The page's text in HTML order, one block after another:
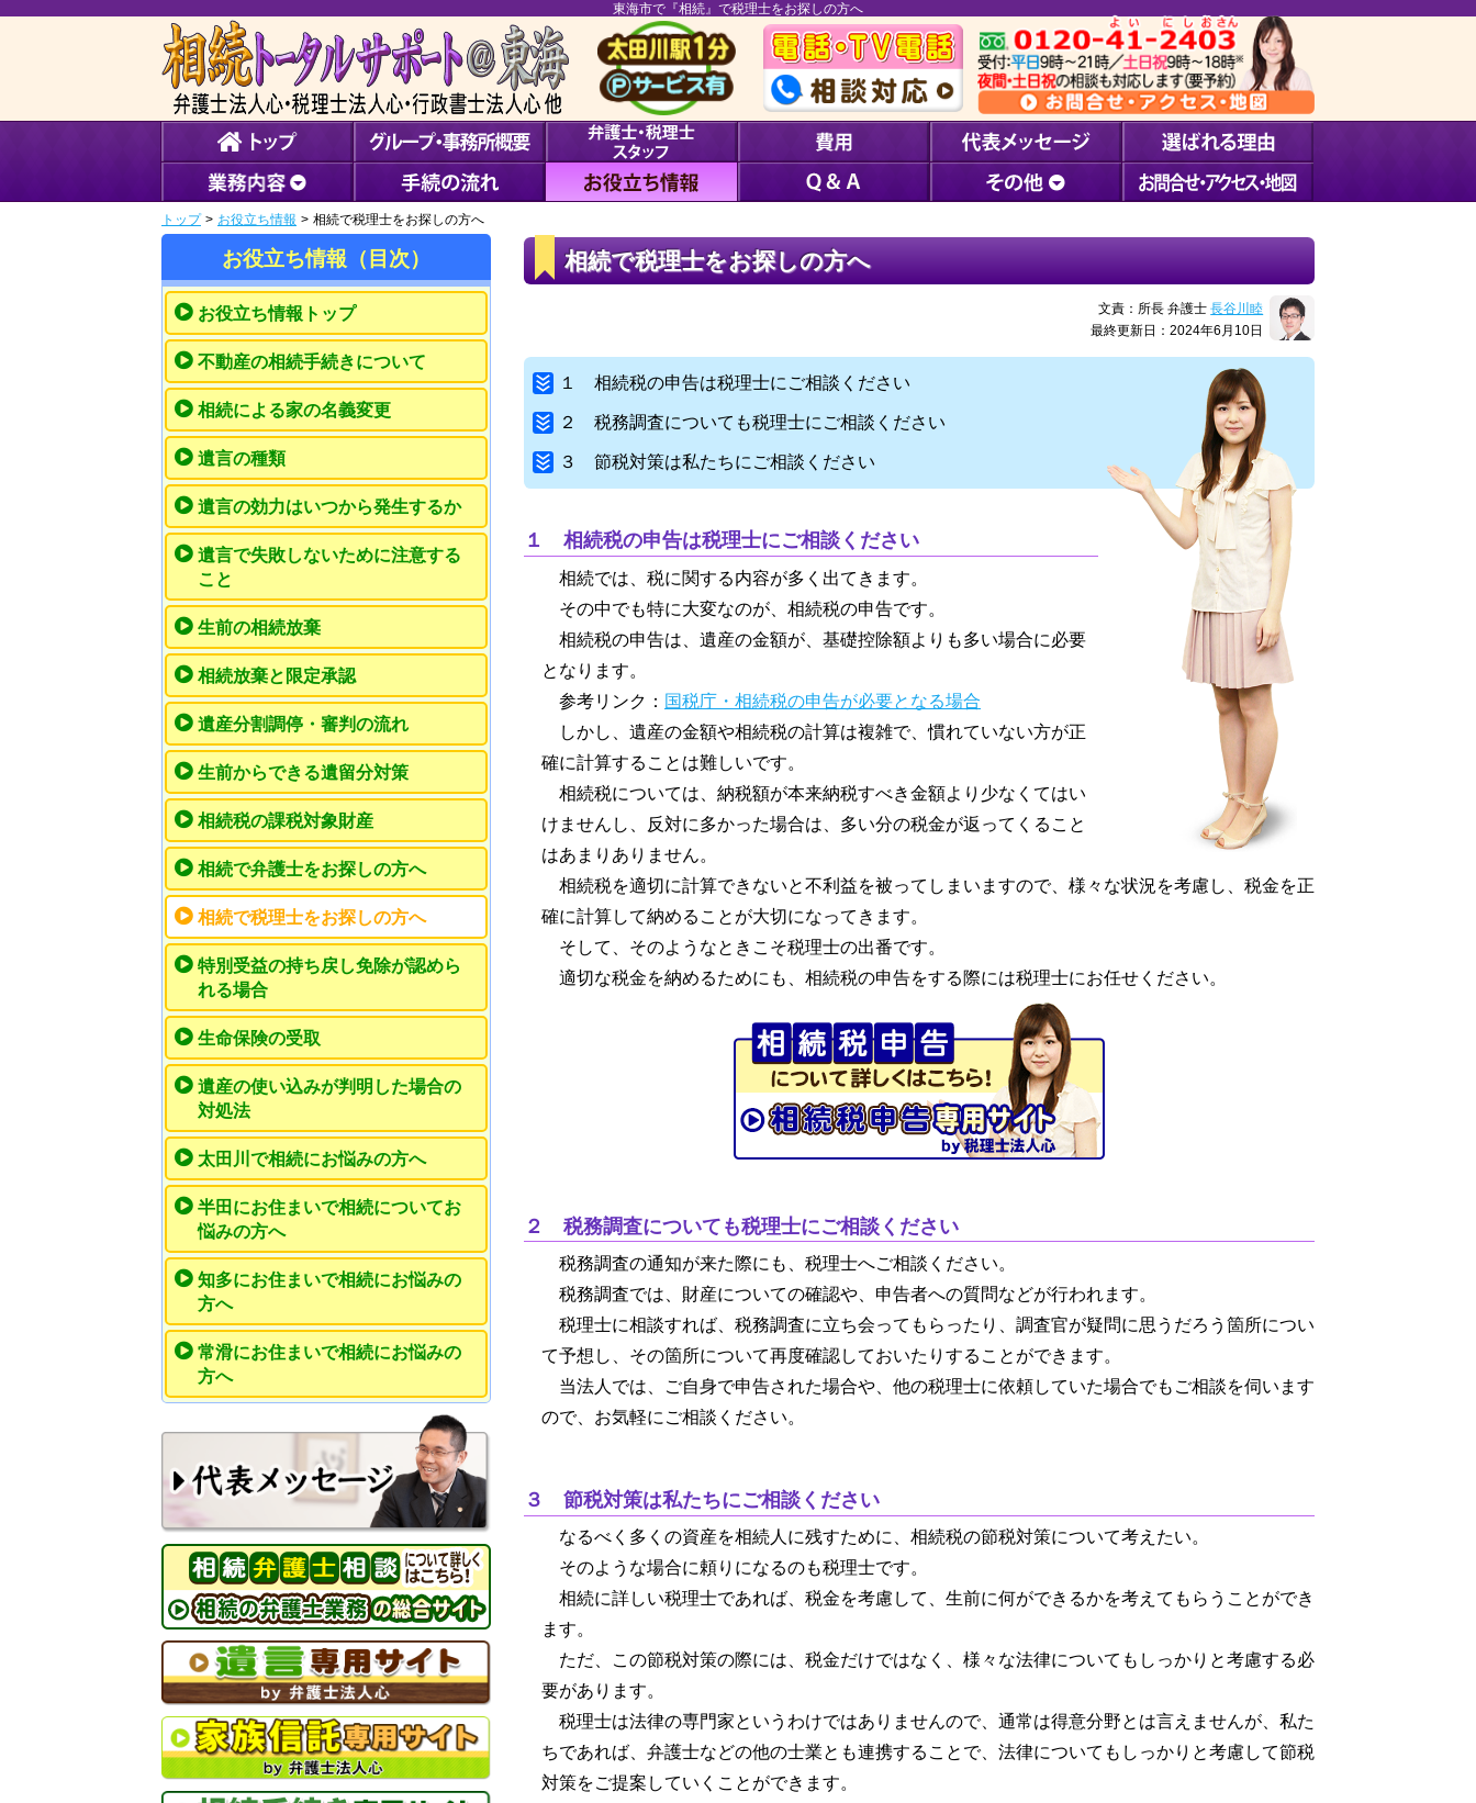
東海市で『相続』で税理士をお探しの方へ
トップ > お役立ち情報 > 相続で税理士をお探しの方へ
相続で税理士をお探しの方へ
文責：所長 弁護士長谷川睦
最終更新日：2024年6月10日
１ 相続税の申告は税理士にご相談ください
２ 税務調査についても税理士にご相談ください
３ 節税対策は私たちにご相談ください
１ 相続税の申告は税理士にご相談ください
相続では、税に関する内容が多く出てきます。
その中でも特に大変なのが、相続税の申告です。
相続税の申告は、遺産の金額が、基礎控除額よりも多い場合に必要
となります。
参考リンク： 国税庁・相続税の申告が必要となる場合
しかし、遺産の金額や相続税の計算は複雑で、慣れていない方が正
確に計算することは難しいです。
相続税については、納税額が本来納税すべき金額より少なくてはい
けませんし、反対に多かった場合は、多い分の税金が返ってくること
はあまりありません。
相続税を適切に計算できないと不利益を被ってしまいますので、様々な状況を考慮し、税金を正
確に計算して納めることが大切になってきます。
そして、そのようなときこそ税理士の出番です。
適切な税金を納めるためにも、相続税の申告をする際には税理士にお任せください。
２ 税務調査についても税理士にご相談ください
税務調査の通知が来た際にも、税理士へご相談ください。
税務調査では、財産についての確認や、申告者への質問などが行われます。
税理士に相談すれば、税務調査に立ち会ってもらったり、調査官が疑問に思うだろう箇所につい
て予想し、その箇所について再度確認しておいたりすることができます。
当法人では、ご自身で申告された場合や、他の税理士に依頼していた場合でもご相談を伺います
ので、お気軽にご相談ください。
３ 節税対策は私たちにご相談ください
なるべく多くの資産を相続人に残すために、相続税の節税対策について考えたい。
そのような場合に頼りになるのも税理士です。
相続に詳しい税理士であれば、税金を考慮して、生前に何ができるかを考えてもらうことができ
ます。
ただ、この節税対策の際には、税金だけではなく、様々な法律についてもしっかりと考慮する必
要があります。
税理士は法律の専門家というわけではありませんので、通常は得意分野とは言えませんが、私た
ちであれば、弁護士などの他の士業とも連携することで、法律についてもしっかりと考慮して節税
対策をご提案していくことができます。
お役立ち情報（目次）
お役立ち情報トップ
不動産の相続手続きについて
相続による家の名義変更
遺言の種類
遺言の効力はいつから発生するか
遺言で失敗しないために注意する
こと
生前の相続放棄
相続放棄と限定承認
遺産分割調停・審判の流れ
生前からできる遺留分対策
相続税の課税対象財産
相続で弁護士をお探しの方へ
相続で税理士をお探しの方へ
特別受益の持ち戻し免除が認めら
れる場合
生命保険の受取
遺産の使い込みが判明した場合の
対処法
太田川で相続にお悩みの方へ
半田にお住まいで相続についてお
悩みの方へ
知多にお住まいで相続にお悩みの
方へ
常滑にお住まいで相続にお悩みの
方へ